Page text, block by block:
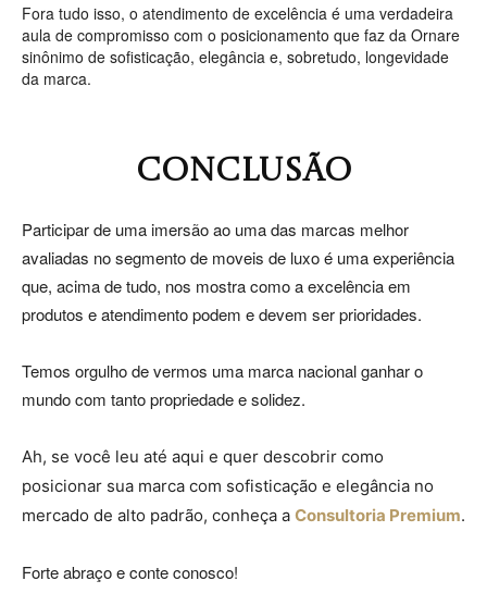
Fora tudo isso, o atendimento de excelência é uma verdadeira
aula de compromisso com o posicionamento que faz da Ornare
sinônimo de sofisticação, elegância e, sobretudo, longevidade
da marca.
CONCLUSÃO
Participar de uma imersão ao uma das marcas melhor
avaliadas no segmento de moveis de luxo é uma experiência
que, acima de tudo, nos mostra como a excelência em
produtos e atendimento podem e devem ser prioridades.
Temos orgulho de vermos uma marca nacional ganhar o
mundo com tanto propriedade e solidez.
Ah, se você leu até aqui e quer descobrir como
posicionar sua marca com sofisticação e elegância no
mercado de alto padrão, conheça a Consultoria Premium.
Forte abraço e conte conosco!